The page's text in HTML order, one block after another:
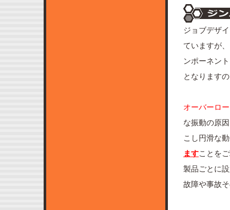
ジョブデザ
ていますが、
ンポーネン
となります
オーバーロ
な振動の原
こし円滑な
ますことを
製品ごとに
故障や事故